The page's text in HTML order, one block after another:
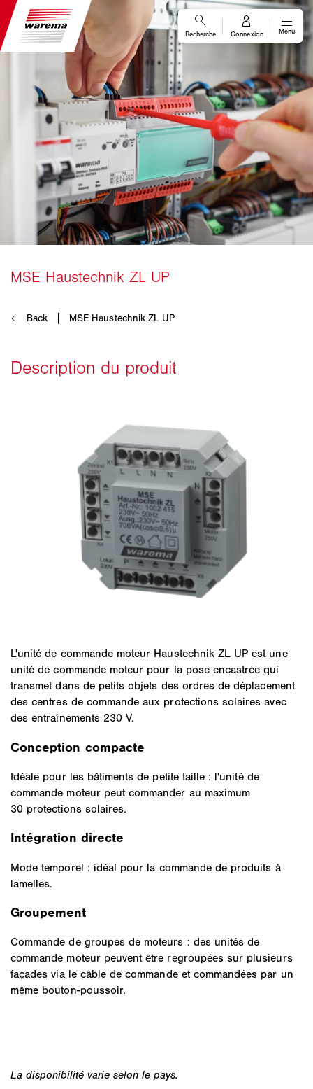
L'unité de commande moteur Haustechnik ZL UP est une
unité de commande moteur pour la pose encastrée qui
transmet dans de petits objets des ordres de déplacement
des centres de commande aux protections solaires avec
des entraînements 230 V.
Conception compacte
Idéale pour les bâtiments de petite taille : l'unité de
commande moteur peut commander au maximum
30 protections solaires.
Intégration directe
Mode temporel : idéal pour la commande de produits à
lamelles.
Groupement
Commande de groupes de moteurs : des unités de
commande moteur peuvent être regroupées sur plusieurs
façades via le câble de commande et commandées par un
même bouton-poussoir.